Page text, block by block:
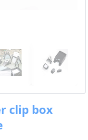
clip box